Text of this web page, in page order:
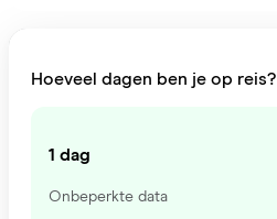
Hoeveel dagen ben je op reis?
1 dag
Onbeperkte data